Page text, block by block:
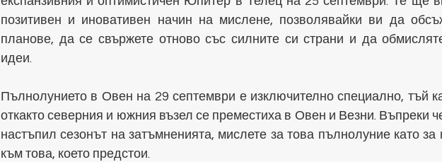
позитивен и иновативен начин на мислене, позволявайки ви да
планове, да се свържете отново със силните си страни и да
идеи.
Пълнолунието в Овен на 29 септември е изключително специално, тъй
откакто северния и южния възел се преместиха в Овен и Везни. Въпреки
настъпил сезонът на затъмненията, мислете за това пълнолуние като за
към това, което предстои.